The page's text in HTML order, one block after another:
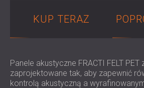
AKUSTYCZNE DLA
AKUSTYCZNE DLA HOTELI
IZOLACJA AKUSTYCZNA I
FINLAND (FI)
SOUTH AFRICA (ZA)
KUP TERAZ
Panele akustyczne FRACTI FELT PET
zaprojektowane tak, aby zapewnić
kontrolą akustyczną a